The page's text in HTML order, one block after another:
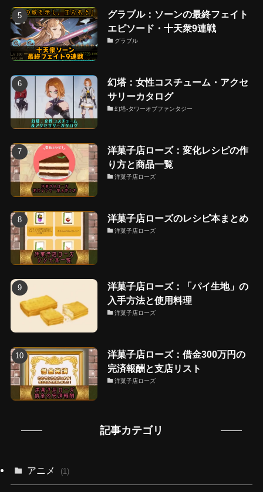
グラブル：ソーンの最終フェイト
エピソード・十天衆9連戦
グラブル
幻塔：女性コスチューム・アクセ
サリーカタログ
幻塔-タワーオブファンタジー
洋菓子店ローズ：変化レシピの作
り方と商品一覧
洋菓子店ローズ
洋菓子店ローズのレシピ本まとめ
洋菓子店ローズ
洋菓子店ローズ：「パイ生地」の
入手方法と使用料理
洋菓子店ローズ
洋菓子店ローズ：借金300万円の
完済報酬と支店リスト
洋菓子店ローズ
記事カテゴリ
アニメ (1)